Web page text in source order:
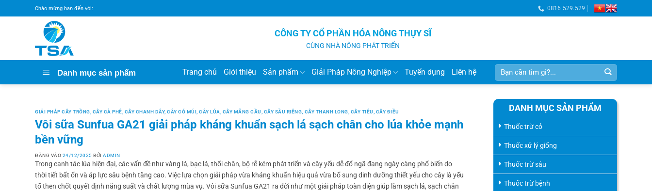
qua
Chào mừng bạn đến với: 0816.529.529
CÔNG TY CỔ PHẦN HÓA NÔNG THỤY SĨ
CÙNG NHÀ NÔNG PHÁT TRIỂN
Danh mục sản phẩm Trang chủ Giới thiệu Sản phẩm Giải Pháp Nông Nghiệp Tuyển dụng Liên hệ
Tìm
kiếm:
GIẢI PHÁP CÂY TRỒNG CÂY CÀ PHÊ CÂY CHANH DÂY,CÂY CÓ MÚI ,CÂY LÚA CÂY MÃNG CẦU CÂY SẦU RIÊNG CÂY THANH LONG CÂY TIÊU CÂY ĐIỀU
Vôi sữa Sunfua GA21 giải pháp kháng khuẩn sạch lá sạch chân cho lúa khỏe mạnh
bền vững
ĐĂNG VÀO 24/12/2025 BỞIADMIN
Trong canh tác lúa hiện đại, các vấn đề như vàng lá, bạc lá, thối chân, bộ rễ kém phát triển và cây yếu dễ đổ ngã đang ngày càng phổ biến do
thời tiết bất ổn và áp lực sâu bệnh tăng cao. Việc lựa chọn giải pháp vừa kháng khuẩn hiệu quả vừa bổ sung dinh dưỡng thiết yếu cho cây là yếu
tố then chốt quyết định năng suất và chất lượng mùa vụ. Vôi sữa Sunfua GA21 ra đời như một giải pháp toàn diện giúp làm sạch lá, sạch chân
DANH MỤC SẢN PHẨM
Thuốc trừ cỏ
Thuốc xử lý giống
Thuốc trừ sâu
Thuốc trừ bệnh